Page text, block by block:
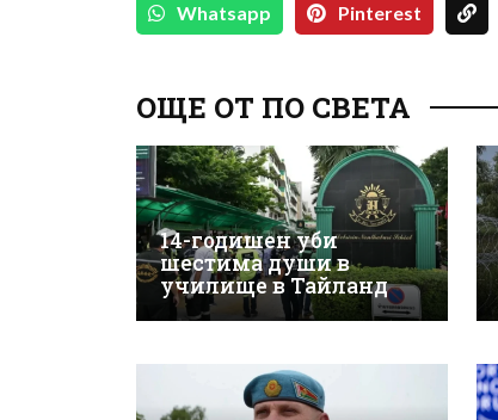
Whatsapp Pinterest
ОЩЕ ОТ ПО СВЕТА
14-годишен уби
шестима души в
училище в Тайланд